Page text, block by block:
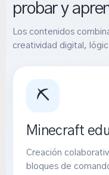
probar y
Los contenidos
creatividad digital,
⛏️
Minecraft
Creación
bloques de